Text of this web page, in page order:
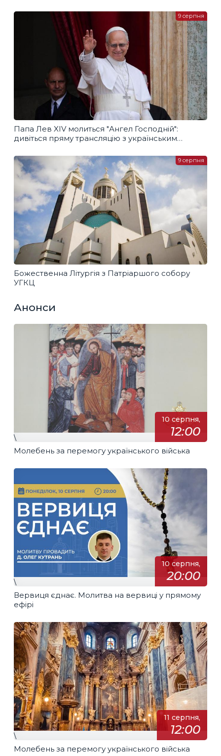
Папа Лев XIV молиться "Ангел Господній":
дивіться пряму трансляцію з українським
9 серпня
Божественна Літургія з Патріаршого собору
УГКЦ
9 серпня
Анонси
10 серпня,
12:00
\
Молебень за перемогу українського війська
10 серпня,
20:00
\
Вервиця єднає. Молитва на вервиці у прямому
ефірі
11 серпня,
12:00
\
Молебень за перемогу українського війська